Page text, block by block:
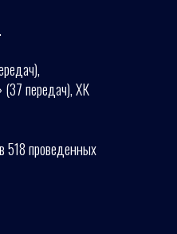
передач), ХК
518 проведенных